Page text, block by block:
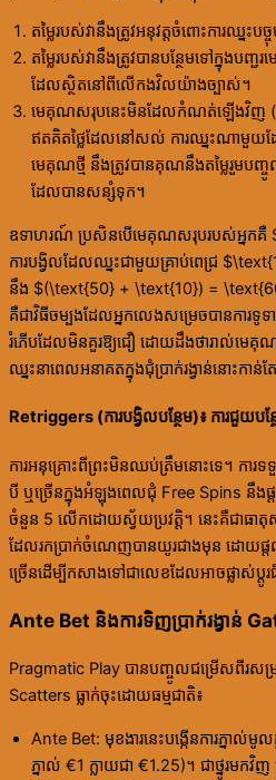
តម្លៃរបស់វានឹងត្រូវអនុវត្តចំពោះការឈ្នះបច្ចុ
តម្លៃរបស់វានឹងត្រូវបានបន្ថែមទៅក្នុងប
ដែលស្ថិតនៅពីលើកងវិលយ៉ាងច្បាស់។
មេគុណសរុបនេះមិនដែលកំណត់ឡើងវិញ
ឥតគិតថ្លៃដែលនៅសល់ ការឈ្នះណាមួយ
មេគុណថ្មី នឹងត្រូវបានគុណនឹងតម្លៃរួមបញ្ចូលគ្
ដែលបានសន្សំទុក។
ឧទាហរណ៍ ប្រសិនបើមេគុណសរុបរបស់អ្នកគឺ
ការបង្វិលដែលឈ្នះជាមួយគ្រាប់ពេជ្រ
នឹង $(\text{50} + \text{10}) =
គឺជាវិធីចម្បងដែលអ្នកលេងសម្រេចបានការទូទ
រំភើបដែលមិនគួរឱ្យជឿ ដោយដឹងថារាល់មេគុណ
ឈ្នះនាពេលអនាគតក្នុងជុំប្រាក់រង្វាន់នោះក
Retriggers (ការបង្វិលបន្ថែម)៖ ការជួយបន្ថ
ការអនុគ្រោះពីព្រះមិនឈប់ត្រឹមនោះទេ។ ការ
បី ឬច្រើនក្នុងអំឡុងពេលជុំ Free Spins នឹងផ្ត
ចំនួន 5 លើកដោយស្វ័យប្រវត្តិ។ នេះគឺជាធាតុសំ
ដែលរកប្រាក់ចំណេញបានយូរជាងមុន ដោយផ្
ច្រើនដើម្បីកសាងទៅជាលេខដែលអាចផ្លាស់ប្តូ
Ante Bet និងការទិញប្រាក់រង្វាន់
Pragmatic Play បានបញ្ចូលជម្រើសពីរសម្
Scatters ធ្លាក់ចុះដោយធម្មជាតិ៖
Ante Bet: មុខងារនេះបង្កើនការភ្នាល់
ភ្នាល់ €1 ក្លាយជា €1.25)។ ជាថ្នូរមកវិញ